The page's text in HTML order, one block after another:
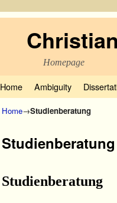
Homepage
Home Ambiguity
Home→Studienberatung
Studienberatung
Studienberatung